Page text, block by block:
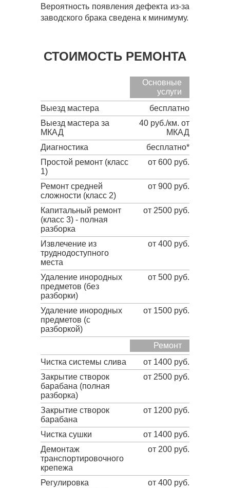
Вероятность появления дефекта из-за
заводского брака сведена к минимуму.
СТОИМОСТЬ РЕМОНТА
Основные
услуги
Выезд мастера
бесплатно
Выезд мастера за
МКАД
40 руб./км. от
МКАД
Диагностика
бесплатно*
Простой ремонт (класс
1)
от 600 руб.
Ремонт средней
сложности (класс 2)
от 900 руб.
Капитальный ремонт
(класс 3) - полная
разборка
от 2500 руб.
Извлечение из
труднодоступного
места
от 400 руб.
Удаление инородных
предметов (без
разборки)
от 500 руб.
Удаление инородных
предметов (с
разборкой)
от 1500 руб.
Ремонт
Чистка системы слива
от 1400 руб.
Закрытие створок
барабана (полная
разборка)
от 2500 руб.
Закрытие створок
барабана
от 1200 руб.
Чистка сушки
от 1400 руб.
Демонтаж
транспортировочного
крепежа
от 200 руб.
Регулировка
от 400 руб.